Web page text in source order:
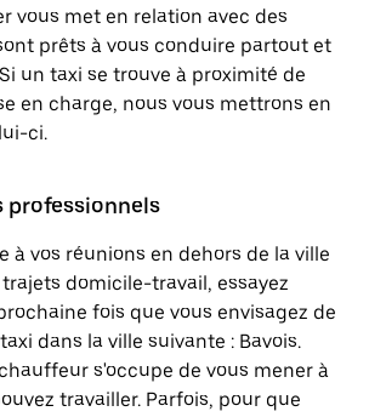
vous met en relation avec des
prêts à vous conduire partout et
un taxi se trouve à proximité de
en charge, nous vous mettrons en
ci.
professionnels
à vos réunions en dehors de la ville
domicile-travail, essayez
fois que vous envisagez de
dans la ville suivante : Bavois.
s'occupe de vous mener à
travailler. Parfois, pour que